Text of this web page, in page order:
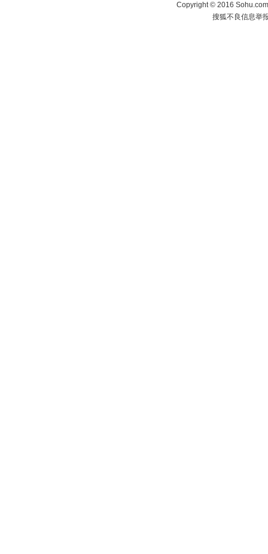
Copyright©2016
搜狐不良信息举